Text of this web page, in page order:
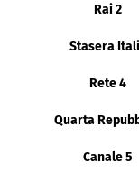
Rai 2
Stasera
Rete 4
Quarta
Canale 5